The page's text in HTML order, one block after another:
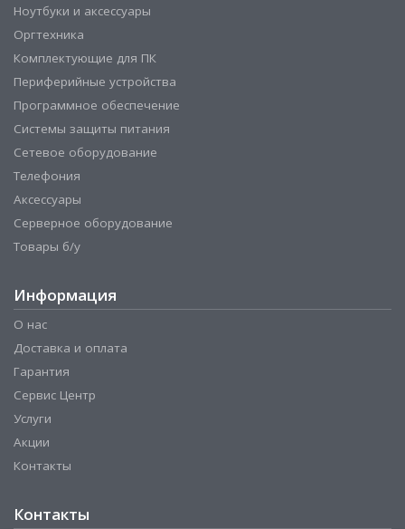
Ноутбуки и аксессуары
Оргтехника
Комплектующие для ПК
Периферийные устройства
Программное обеспечение
Системы защиты питания
Сетевое оборудование
Телефония
Аксессуары
Серверное оборудование
Товары б/у
Информация
О нас
Доставка и оплата
Гарантия
Сервис Центр
Услуги
Акции
Контакты
Контакты